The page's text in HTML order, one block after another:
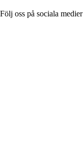
Följ oss på sociala medier